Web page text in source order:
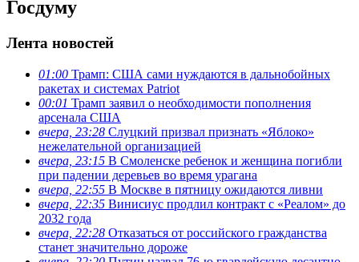
Госдуму
Лента новостей
01:00 Трамп: США сами нуждаются в дальнобойных
ракетах и системах Patriot
00:01 Трамп заявил о необходимости пополнения
арсенала США
вчера, 23:28 Слуцкий призвал признать «Яблоко»
нежелательной организацией
вчера, 23:15 В Смоленске ребенок и женщина погибли
при падении деревьев во время урагана
вчера, 22:55 В Москве в пятницу ожидаются ливни
вчера, 22:35 Винисиус продлил контракт с «Реалом» до
2032 года
вчера, 22:28 Отказаться от российского гражданства
станет значительно дороже